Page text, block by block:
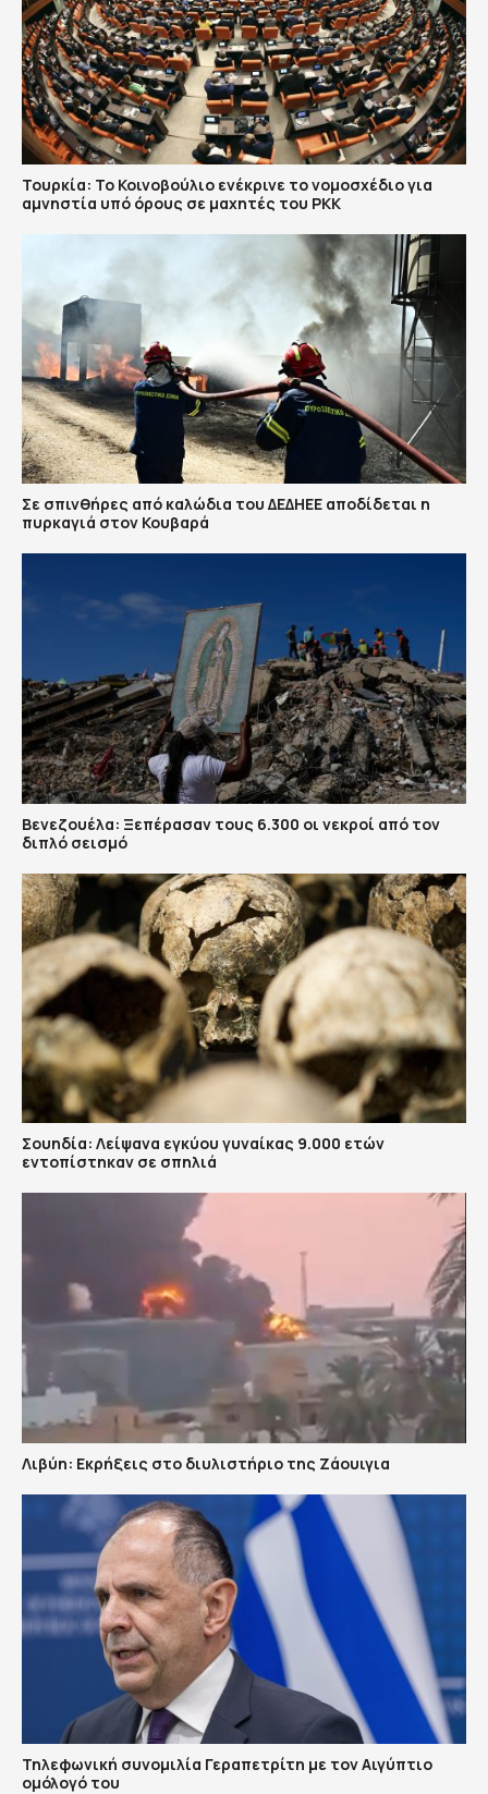
Τουρκία: Το Κοινοβούλιο ενέκρινε το νομοσχέδιο για
αμνηστία υπό όρους σε μαχητές του PKK
Σε σπινθήρες από καλώδια του ΔΕΔΗΕΕ αποδίδεται η
πυρκαγιά στον Κουβαρά
Βενεζουέλα: Ξεπέρασαν τους 6.300 οι νεκροί από τον
διπλό σεισμό
Σουηδία: Λείψανα εγκύου γυναίκας 9.000 ετών
εντοπίστηκαν σε σπηλιά
Λιβύη: Εκρήξεις στο διυλιστήριο της Ζάουιγια
Τηλεφωνική συνομιλία Γεραπετρίτη με τον Αιγύπτιο
ομόλογό του